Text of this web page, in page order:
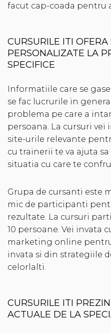
facut cap-coada pentru
CURSURILE ITI OFERA
PERSONALIZATE LA
SPECIFICE
Informatiile care se
se fac lucrurile in
problema pe care a
persoana. La cursuri
site-urile relevante
cu trainerii te va ajuta
situatia cu care te
Grupa de cursanti este
mic de participanti
rezultate. La cursuri
10 persoane. Vei invata
marketing online
invata si din strategiile
celorlalti.
CURSURILE ITI
ACTUALE DE LA